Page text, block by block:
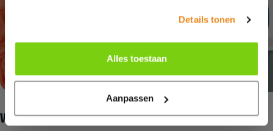
Details tonen
Alles toestaan
Aanpassen
Websites op maat